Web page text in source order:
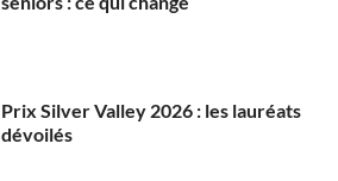
Prix Silver Valley 2026 : les lauréats
dévoilés